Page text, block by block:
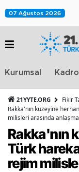
07 Ağustos 2026
Kurumsal Kadro
21YYTE.ORG
Fikir
Rakka'nın kuzeyine
milisleri arasında anlaşma
Rakka'nın
Türk
rejim